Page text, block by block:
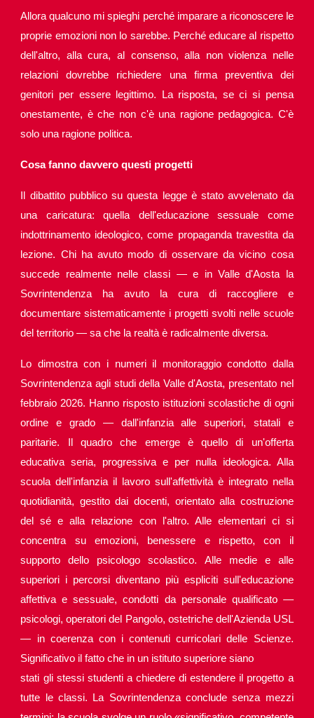
Allora qualcuno mi spieghi perché imparare a riconoscere le
proprie emozioni non lo sarebbe. Perché educare al rispetto
dell'altro, alla cura, al consenso, alla non violenza nelle
relazioni dovrebbe richiedere una firma preventiva dei
genitori per essere legittimo. La risposta, se ci si pensa
onestamente, è che non c'è una ragione pedagogica. C'è
solo una ragione politica.
Cosa fanno davvero questi progetti
Il dibattito pubblico su questa legge è stato avvelenato da
una caricatura: quella dell'educazione sessuale come
indottrinamento ideologico, come propaganda travestita da
lezione. Chi ha avuto modo di osservare da vicino cosa
succede realmente nelle classi — e in Valle d'Aosta la
Sovrintendenza ha avuto la cura di raccogliere e
documentare sistematicamente i progetti svolti nelle scuole
del territorio — sa che la realtà è radicalmente diversa.
Lo dimostra con i numeri il monitoraggio condotto dalla
Sovrintendenza agli studi della Valle d'Aosta, presentato nel
febbraio 2026. Hanno risposto istituzioni scolastiche di ogni
ordine e grado — dall'infanzia alle superiori, statali e
paritarie. Il quadro che emerge è quello di un'offerta
educativa seria, progressiva e per nulla ideologica. Alla
scuola dell'infanzia il lavoro sull'affettività è integrato nella
quotidianità, gestito dai docenti, orientato alla costruzione
del sé e alla relazione con l'altro. Alle elementari ci si
concentra su emozioni, benessere e rispetto, con il
supporto dello psicologo scolastico. Alle medie e alle
superiori i percorsi diventano più espliciti sull'educazione
affettiva e sessuale, condotti da personale qualificato —
psicologi, operatori del Pangolo, ostetriche dell'Azienda USL
— in coerenza con i contenuti curricolari delle Scienze.
Significativo il fatto che in un istituto superiore siano
stati gli stessi studenti a chiedere di estendere il progetto a
tutte le classi. La Sovrintendenza conclude senza mezzi